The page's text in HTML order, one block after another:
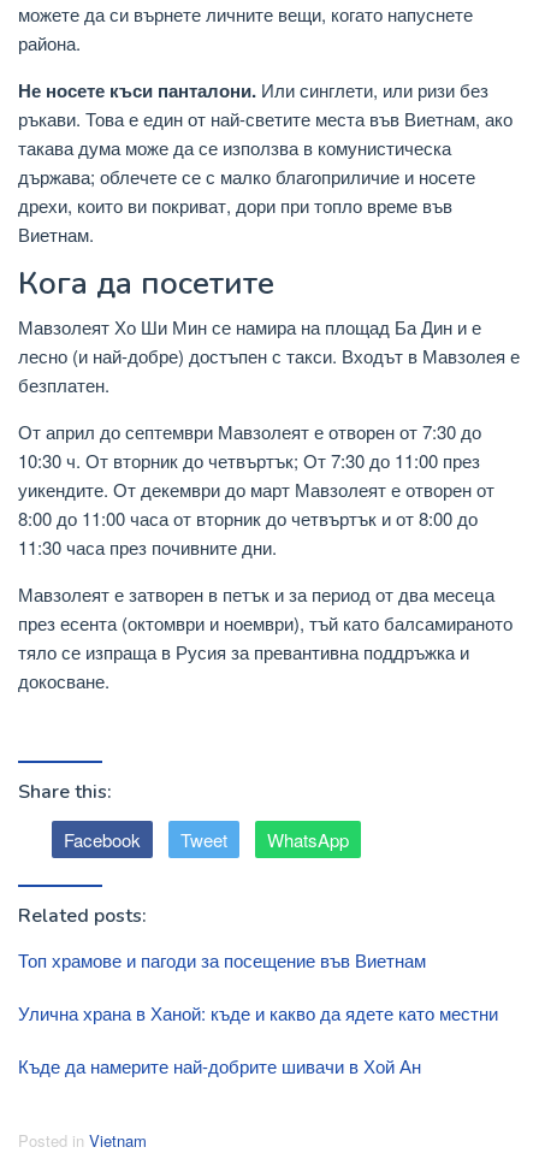
можете да си върнете личните вещи, когато напуснете
района.
Не носете къси панталони. Или синглети, или ризи без
ръкави. Това е един от най-светите места във Виетнам, ако
такава дума може да се използва в комунистическа
държава; облечете се с малко благоприличие и носете
дрехи, които ви покриват, дори при топло време във
Виетнам.
Кога да посетите
Мавзолеят Хо Ши Мин се намира на площад Ба Дин и е
лесно (и най-добре) достъпен с такси. Входът в Мавзолея е
безплатен.
От април до септември Мавзолеят е отворен от 7:30 до
10:30 ч. От вторник до четвъртък; От 7:30 до 11:00 през
уикендите. От декември до март Мавзолеят е отворен от
8:00 до 11:00 часа от вторник до четвъртък и от 8:00 до
11:30 часа през почивните дни.
Мавзолеят е затворен в петък и за период от два месеца
през есента (октомври и ноември), тъй като балсамираното
тяло се изпраща в Русия за превантивна поддръжка и
докосване.
Share this:
Facebook Tweet WhatsApp
Related posts:
Топ храмове и пагоди за посещение във Виетнам
Улична храна в Ханой: къде и какво да ядете като местни
Къде да намерите най-добрите шивачи в Хой Ан
Posted in Vietnam